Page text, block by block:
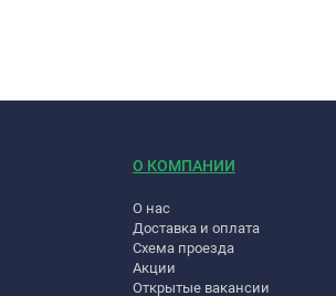
О КОМПАНИИ
О нас
Доставка и оплата
Схема проезда
Акции
Открытые вакансии